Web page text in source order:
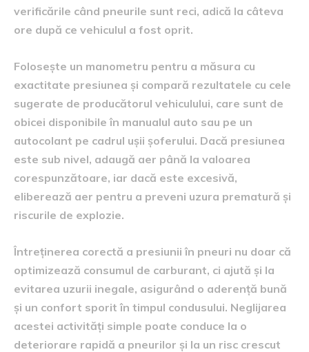
verificările când pneurile sunt reci, adică la câteva
ore după ce vehiculul a fost oprit.
Folosește un manometru pentru a măsura cu
exactitate presiunea și compară rezultatele cu cele
sugerate de producătorul vehiculului, care sunt de
obicei disponibile în manualul auto sau pe un
autocolant pe cadrul ușii șoferului. Dacă presiunea
este sub nivel, adaugă aer până la valoarea
corespunzătoare, iar dacă este excesivă,
eliberează aer pentru a preveni uzura prematură și
riscurile de explozie.
Întreținerea corectă a presiunii în pneuri nu doar că
optimizează consumul de carburant, ci ajută și la
evitarea uzurii inegale, asigurând o aderență bună
și un confort sporit în timpul condusului. Neglijarea
acestei activități simple poate conduce la o
deteriorare rapidă a pneurilor și la un risc crescut